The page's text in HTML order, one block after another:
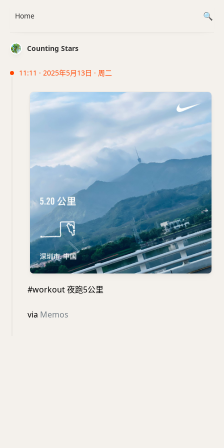
Counting Stars
11:11 · 2025年5月13日 · 周二
#workout 夜跑5公里
via Memos
Home